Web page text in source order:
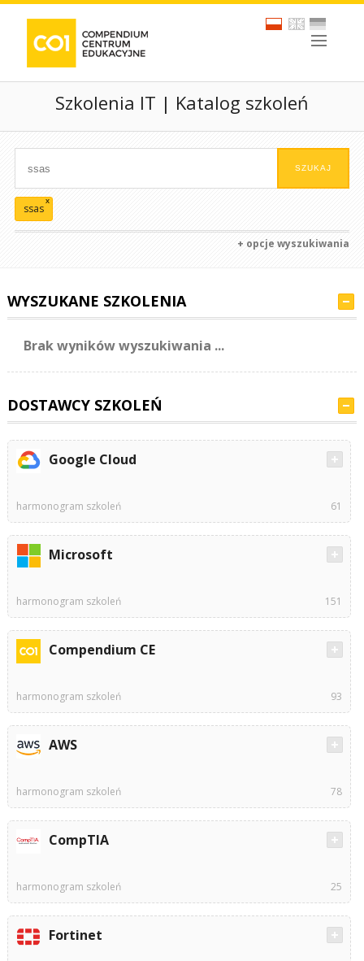
Szkolenia IT | Katalog szkoleń
ssas
x
+ opcje wyszukiwania
WYSZUKANE SZKOLENIA
Brak wyników wyszukiwania ...
DOSTAWCY SZKOLEŃ
Google Cloud
harmonogram szkoleń 61
Microsoft
harmonogram szkoleń 151
Compendium CE
harmonogram szkoleń 93
AWS
harmonogram szkoleń 78
CompTIA
harmonogram szkoleń 25
Fortinet